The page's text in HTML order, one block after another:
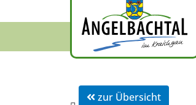
zur Übersicht